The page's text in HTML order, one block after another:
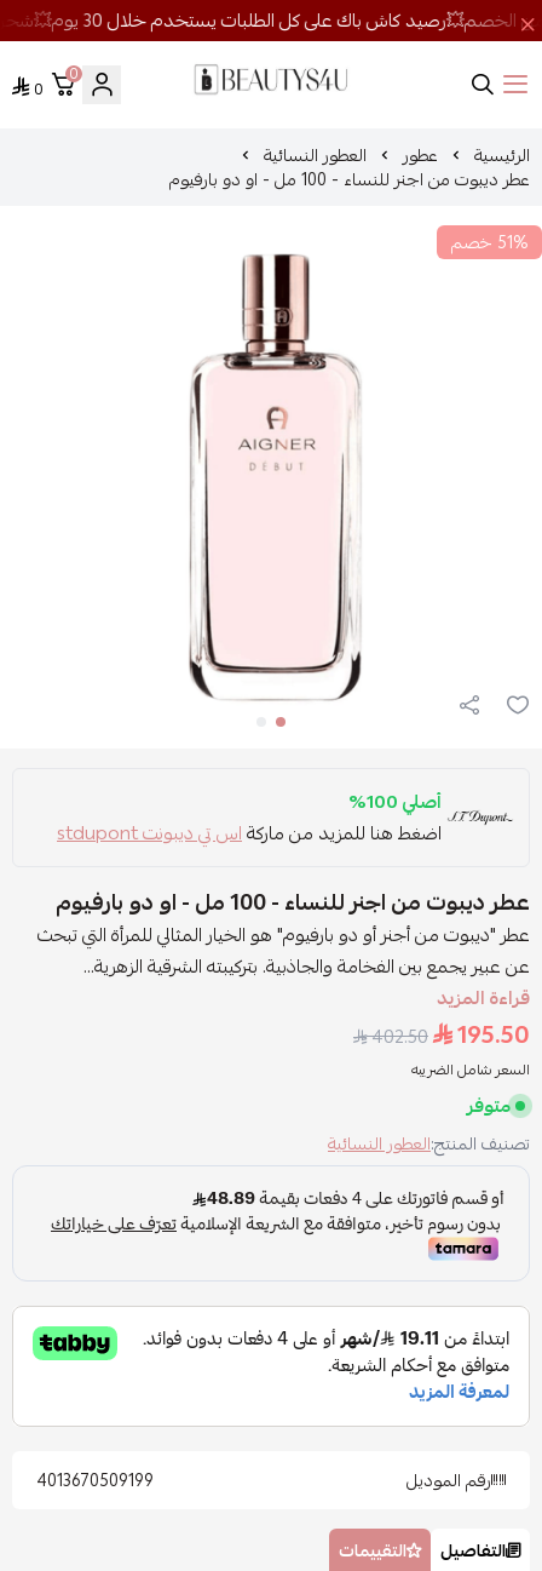
روائح الجمال
0
0
الرئيسية عطور العطور النسائية
عطر ديبوت من اجنر للنساء - 100 مل - او دو بارفيوم
51% خصم
أصلي 100%
اضغط هنا للمزيد من ماركةاس تي ديبونت stdupont
عطر ديبوت من اجنر للنساء - 100 مل - او دو بارفيوم
عطر "ديبوت من أجنر أو دو بارفيوم" هو الخيار المثالي للمرأة التي تبحث
عن عبير يجمع بين الفخامة والجاذبية. بتركيبته الشرقية الزهرية...
قراءة المزيد
195.50
402.50
السعر شامل الضريبه
متوفر
تصنيف المنتج:العطور النسائية
رقم الموديل 4013670509199
التفاصيل التقييمات